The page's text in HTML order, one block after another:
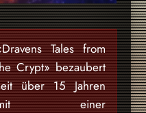
Tales from
Crypt» bezaubert
über 15 Jahren
einer